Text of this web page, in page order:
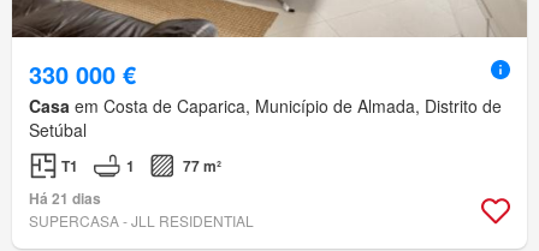
330 000 €
Casa em Costa de Caparica, Município de Almada, Distrito de
Setúbal
T1 1
77 m²
Há 21 dias
SUPERCASA - JLL RESIDENTIAL